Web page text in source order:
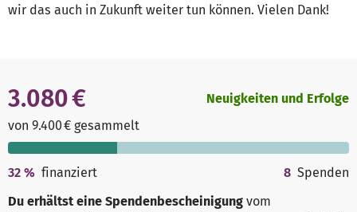
wir das auch in Zukunft weiter tun können. Vielen Dank!
3.080 €
von 9.400 € gesammelt
Neuigkeiten und Erfolge
32 % finanziert 8 Spenden
Du erhältst eine Spendenbescheinigung vom